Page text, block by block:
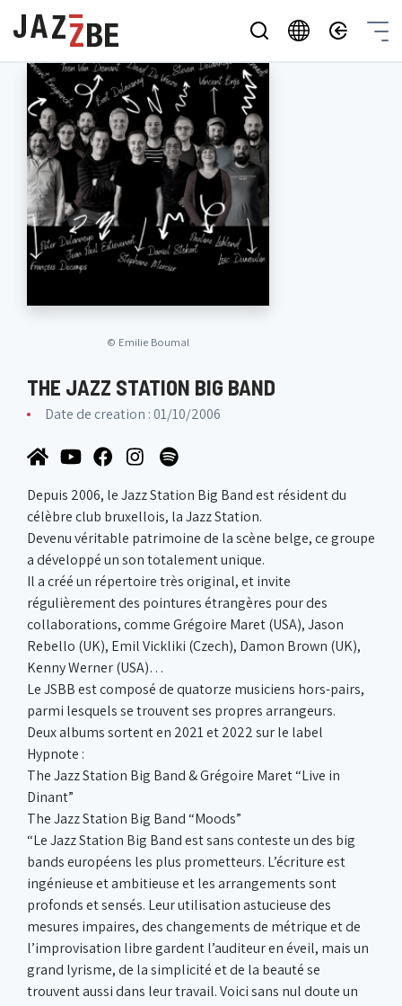
© Emilie Boumal
THE JAZZ STATION BIG BAND
Date de creation : 01/10/2006
Depuis 2006, le Jazz Station Big Band est résident du
célèbre club bruxellois, la Jazz Station.
Devenu véritable patrimoine de la scène belge, ce groupe
a développé un son totalement unique.
Il a créé un répertoire très original, et invite
régulièrement des pointures étrangères pour des
collaborations, comme Grégoire Maret (USA), Jason
Rebello (UK), Emil Vickliki (Czech), Damon Brown (UK),
Kenny Werner (USA)…
Le JSBB est composé de quatorze musiciens hors-pairs,
parmi lesquels se trouvent ses propres arrangeurs.
Deux albums sortent en 2021 et 2022 sur le label
Hypnote :
The Jazz Station Big Band & Grégoire Maret “Live in
Dinant”
The Jazz Station Big Band “Moods”
“Le Jazz Station Big Band est sans conteste un des big
bands européens les plus prometteurs. L’écriture est
ingénieuse et ambitieuse et les arrangements sont
profonds et sensés. Leur utilisation astucieuse des
mesures impaires, des changements de métrique et de
l’improvisation libre gardent l’auditeur en éveil, mais un
grand lyrisme, de la simplicité et de la beauté se
trouvent aussi dans leur travail. Voici sans nul doute un